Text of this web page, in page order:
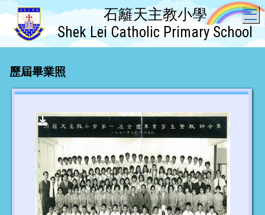
石籬天主教小學
Shek Lei Catholic Primary School
歷屆畢業照